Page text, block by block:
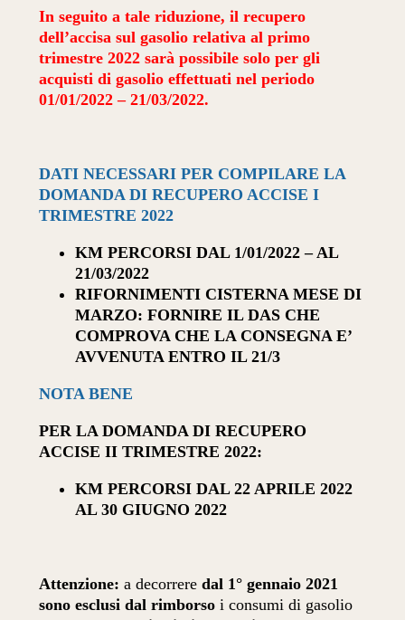
In seguito a tale riduzione, il recupero
dell’accisa sul gasolio relativa al primo
trimestre 2022 sarà possibile solo per gli
acquisti di gasolio effettuati nel periodo
01/01/2022 – 21/03/2022.
DATI NECESSARI PER COMPILARE LA
DOMANDA DI RECUPERO ACCISE I
TRIMESTRE 2022
KM PERCORSI DAL 1/01/2022 – AL
21/03/2022
RIFORNIMENTI CISTERNA MESE DI
MARZO: FORNIRE IL DAS CHE
COMPROVA CHE LA CONSEGNA E’
AVVENUTA ENTRO IL 21/3
NOTA BENE
PER LA DOMANDA DI RECUPERO
ACCISE II TRIMESTRE 2022:
KM PERCORSI DAL 22 APRILE 2022
AL 30 GIUGNO 2022
Attenzione:a decorreredal 1° gennaio 2021
sono esclusi dal rimborsoi consumi di gasolio